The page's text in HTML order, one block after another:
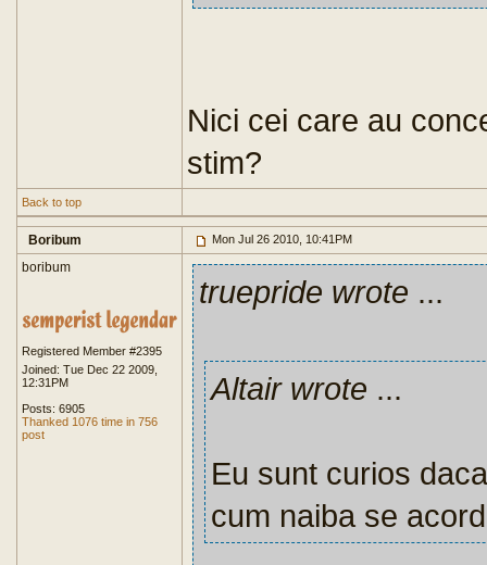
Nici cei care au
stim?
Back to top
Boribum Mon Jul 26 2010, 10:41PM
boribum
Registered Member #2395
Joined: Tue Dec 22 2009,
12:31PM
Posts: 6905
Thanked 1076 time in 756
post
truepride wrote ...
Altair wrote ...
Eu sunt curios
cum naiba se